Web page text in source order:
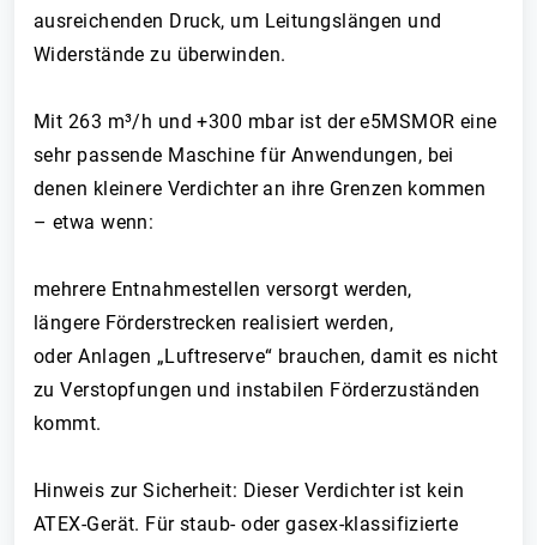
ausreichenden Druck, um Leitungslängen und
Widerstände zu überwinden.
Mit 263 m³/h und +300 mbar ist der e5MSMOR eine
sehr passende Maschine für Anwendungen, bei
denen kleinere Verdichter an ihre Grenzen kommen
– etwa wenn:
mehrere Entnahmestellen versorgt werden,
längere Förderstrecken realisiert werden,
oder Anlagen „Luftreserve“ brauchen, damit es nicht
zu Verstopfungen und instabilen Förderzuständen
kommt.
Hinweis zur Sicherheit: Dieser Verdichter ist kein
ATEX-Gerät. Für staub- oder gasex-klassifizierte